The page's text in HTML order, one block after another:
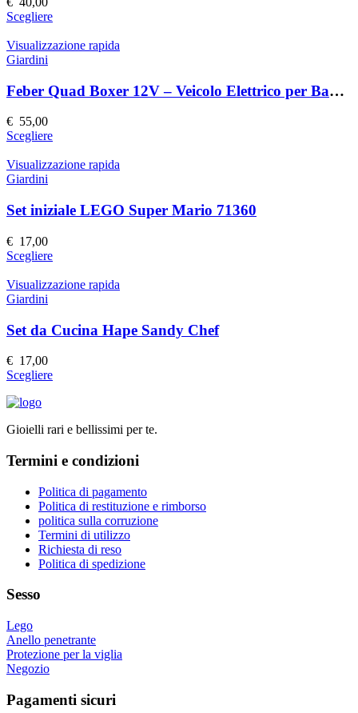
scelte
nella
pagina
prodotto
ScegliereQuesto
ha
Le
opzioni
scelte
nella
pagina
prodotto
Visualizzazione rapida
Giardini
Feber Quad Boxer 12V – Veicolo Elettrico per Bambini
€ 55,00
ScegliereQuesto
ha
Le
opzioni
scelte
nella
pagina
prodotto
Visualizzazione rapida
Giardini
Set iniziale LEGO Super Mario 71360
€ 17,00
ScegliereQuesto
ha
Le
opzioni
scelte
del
Visualizzazione rapida
Giardini
Set da Cucina Hape Sandy Chef
€ 17,00
ScegliereQuesto
varianti.
opzioni
essere
scelte
nella
pagina
del
prodotto
Gioielli rari e bellissimi per te.
Termini e condizioni
Politica di pagamento
Politica di restituzione e rimborso
politica sulla corruzione
Termini di utilizzo
Richiesta di reso
Politica di spedizione
Sesso
Lego
Anello penetrante
Protezione per la viglia
Negozio
Pagamenti sicuri